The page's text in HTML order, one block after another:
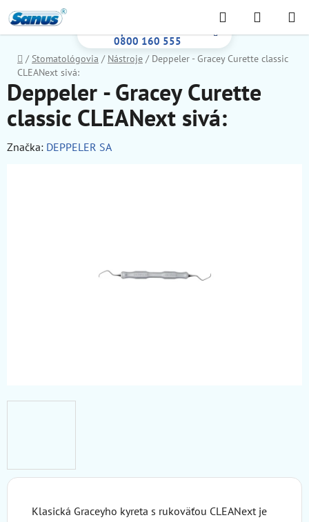
na
obsah
0800 160 555
Hľadať
KOŠÍK
Domov
/ Stomatológovia / Nástroje / Deppeler - Gracey Curette classic
CLEANext sivá:
Klasická Graceyho kyreta s rukoväťou CLEANext je
Deppeler - Gracey Curette
classic CLEANext sivá:
Značka: DEPPELER SA